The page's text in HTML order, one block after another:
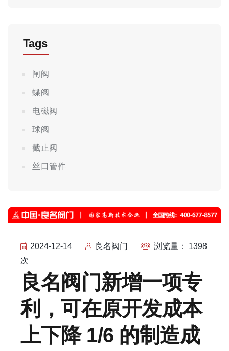
Tags
闸阀
蝶阀
电磁阀
球阀
截止阀
丝口管件
2024-12-14 良名阀门
浏览量： 1398
次
良名阀门新增一项专
利，可在原开发成本
上下降 1/6 的制造成